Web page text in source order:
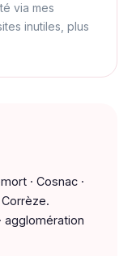
via mes
inutiles, plus
· Cosnac ·
Corrèze.
agglomération